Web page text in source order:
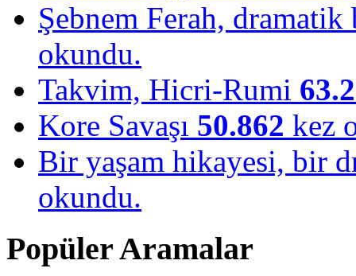
Şebnem Ferah,
okundu.
Takvim, Hicri-Rumi
Kore Savaşı 50.862 kez
Bir yaşam hikayesi, bir
okundu.
Popüler Aramalar